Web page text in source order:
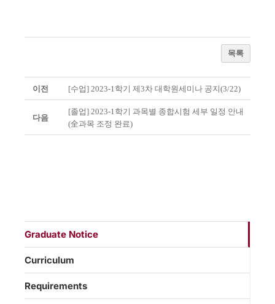
목록
이전 [수업] 2023-1학기 제3차 대학원세미나 공지(3/22)
다음
[졸업] 2023-1학기 과목별 종합시험 세부 일정 안내
(全과목 조정 완료)
Graduate Notice
Curriculum
Requirements